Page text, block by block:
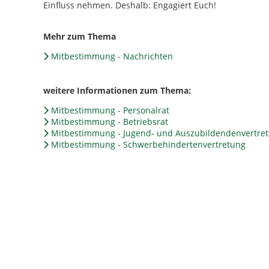
Einfluss nehmen. Deshalb: Engagiert Euch!
Mehr zum Thema
Mitbestimmung - Nachrichten
weitere Informationen zum Thema:
Mitbestimmung - Personalrat
Mitbestimmung - Betriebsrat
Mitbestimmung - Jugend- und
Mitbestimmung - Schwerbehindertenvertretung